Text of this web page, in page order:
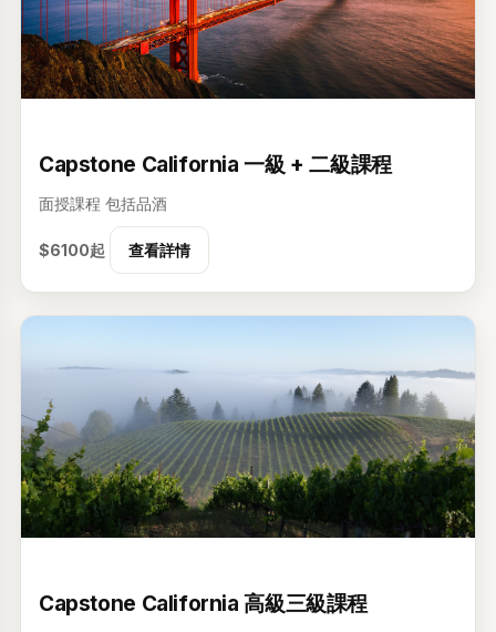
Capstone California 一級 + 二級課程
面授課程 包括品酒
$6100起 查看詳情
Capstone California 高級三級課程